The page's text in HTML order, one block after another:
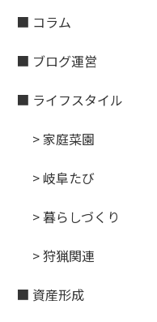
■ コラム
■ ブログ運営
■ ライフスタイル
> 家庭菜園
> 岐阜たび
> 暮らしづくり
> 狩猟関連
■ 資産形成